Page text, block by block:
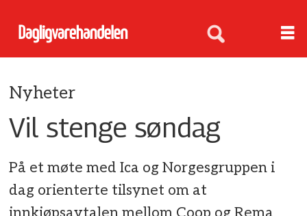
Nyheter
Vil stenge søndag
På et møte med Ica og Norgesgruppen i
dag orienterte tilsynet om at